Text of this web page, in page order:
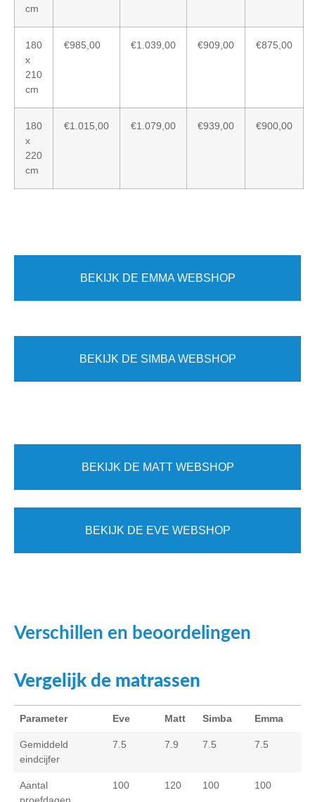
cm
180
x
210
cm
€985,00 €1.039,00 €909,00 €875,00
180
x
220
cm
€1.015,00 €1.079,00 €939,00 €900,00
BEKIJK DE EMMA WEBSHOP
BEKIJK DE SIMBA WEBSHOP
BEKIJK DE MATT WEBSHOP
BEKIJK DE EVE WEBSHOP
Verschillen en beoordelingen
Vergelijk de matrassen
Parameter Eve Matt Simba Emma
Gemiddeld
eindcijfer
7.5 7.9 7.5 7.5
Aantal
100 120 100 100